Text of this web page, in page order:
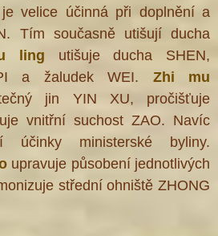
velice účinná při doplnění a
Tím současně utišují ducha
ling utišuje ducha SHEN,
a žaludek WEI. Zhi mu
jin YIN XU, pročišťuje
vnitřní suchost ZAO. Navíc
účinky ministerské byliny.
upravuje působení jednotlivých
střední ohniště ZHONG